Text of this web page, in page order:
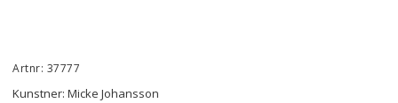
Artnr: 37777
Kunstner: Micke Johansson